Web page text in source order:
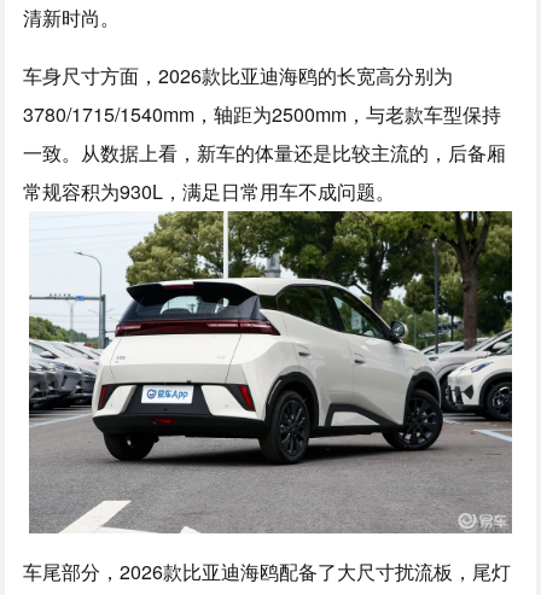
清新时尚。
车身尺寸方面，2026款比亚迪海鸥的长宽高分别为
3780/1715/1540mm，轴距为2500mm，与老款车型保持
一致。从数据上看，新车的体量还是比较主流的，后备厢
常规容积为930L，满足日常用车不成问题。
车尾部分，2026款比亚迪海鸥配备了大尺寸扰流板，尾灯